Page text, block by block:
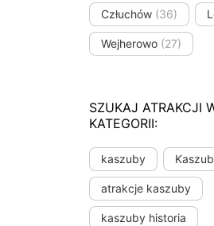
Człuchów (36)
Wejherowo (27)
SZUKAJ ATRAKCJI
KATEGORII:
kaszuby
atrakcje kaszuby
kaszuby historia